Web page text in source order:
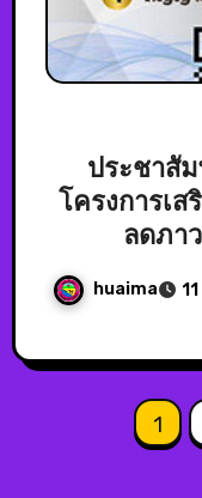
ประชาสั
โครงการเส
ลดภา
huaima
1